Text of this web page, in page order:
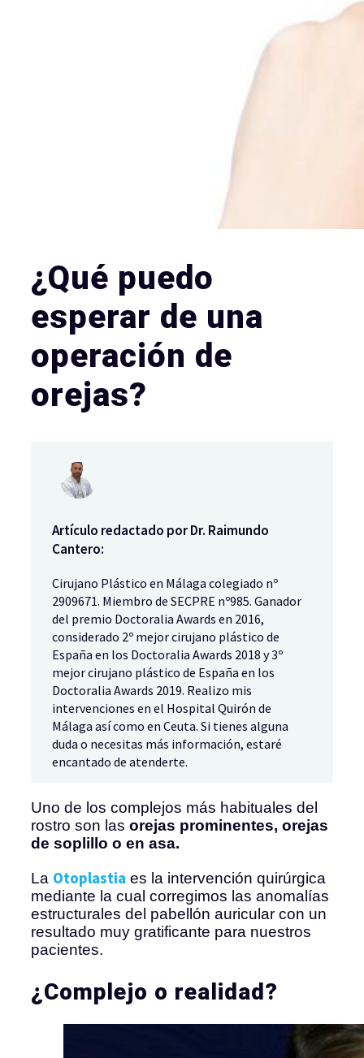
¿Qué puedo
esperar de una
operación de
orejas?
Artículo redactado por Dr. Raimundo
Cantero:
Cirujano Plástico en Málaga colegiado nº
2909671. Miembro de SECPRE nº985. Ganador
del premio Doctoralia Awards en 2016,
considerado 2º mejor cirujano plástico de
España en los Doctoralia Awards 2018 y 3º
mejor cirujano plástico de España en los
Doctoralia Awards 2019. Realizo mis
intervenciones en el Hospital Quirón de
Málaga así como en Ceuta. Si tienes alguna
duda o necesitas más información, estaré
encantado de atenderte.
Uno de los complejos más habituales del
rostro son las orejas prominentes, orejas
de soplillo o en asa.
La Otoplastia es la intervención quirúrgica
mediante la cual corregimos las anomalías
estructurales del pabellón auricular con un
resultado muy gratificante para nuestros
pacientes.
¿Complejo o realidad?